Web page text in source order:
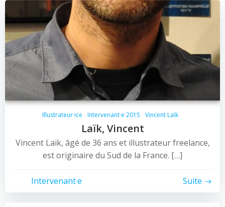
Illustrateur·ice Intervenant·e 2015 Vincent Laïk
Laïk, Vincent
Vincent Laïk, âgé de 36 ans et illustrateur freelance,
est originaire du Sud de la France. […]
Intervenant·e Suite